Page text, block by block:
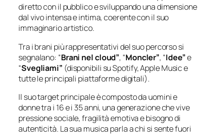
diretto con il pubblico e sviluppando una dimensione
dal vivo intensa e intima, coerente con il suo
immaginario artistico.
Tra i brani più rappresentativi del suo percorso si
segnalano: “Brani nel cloud”, “Moncler”, “Idee”e
“Svegliami” (disponibili su Spotify, Apple Music e
tutte le principali piattaforme digitali).
Il suo target principale è composto da uomini e
donne tra i 16 e i 35 anni, una generazione che vive
pressione sociale, fragilità emotiva e bisogno di
autenticità. La sua musica parla a chi si sente fuori